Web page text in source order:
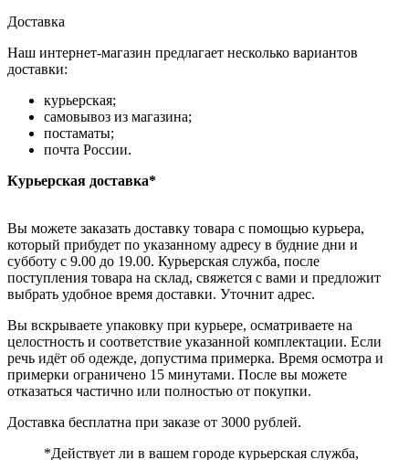
Доставка
Наш интернет-магазин предлагает несколько вариантов
доставки:
курьерская;
самовывоз из магазина;
постаматы;
почта России.
Курьерская доставка*
Вы можете заказать доставку товара с помощью курьера,
который прибудет по указанному адресу в будние дни и
субботу с 9.00 до 19.00. Курьерская служба, после
поступления товара на склад, свяжется с вами и предложит
выбрать удобное время доставки. Уточнит адрес.
Вы вскрываете упаковку при курьере, осматриваете на
целостность и соответствие указанной комплектации. Если
речь идёт об одежде, допустима примерка. Время осмотра и
примерки ограничено 15 минутами. После вы можете
отказаться частично или полностью от покупки.
Доставка бесплатна при заказе от 3000 рублей.
*Действует ли в вашем городе курьерская служба,